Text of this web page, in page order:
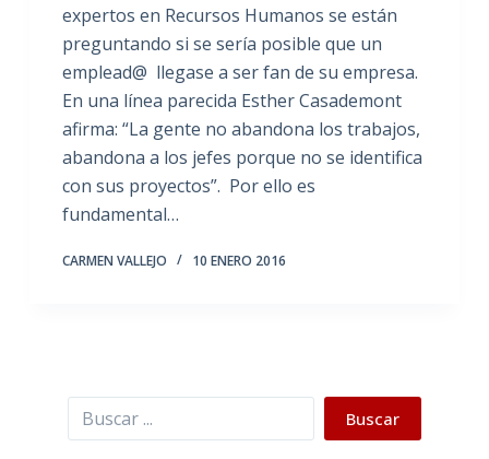
expertos en Recursos Humanos se están
preguntando si se sería posible que un
emplead@ llegase a ser fan de su empresa.
En una línea parecida Esther Casademont
afirma: “La gente no abandona los trabajos,
abandona a los jefes porque no se identifica
con sus proyectos”. Por ello es
fundamental…
CARMEN VALLEJO 10 ENERO 2016
Buscar Buscar